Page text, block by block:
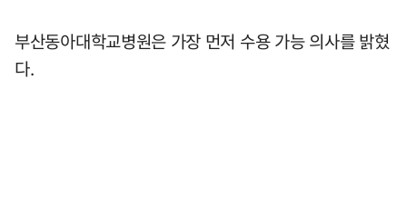
부산동아대학교병원은 가장 먼저 수용 가능 의사를 밝혔
다.